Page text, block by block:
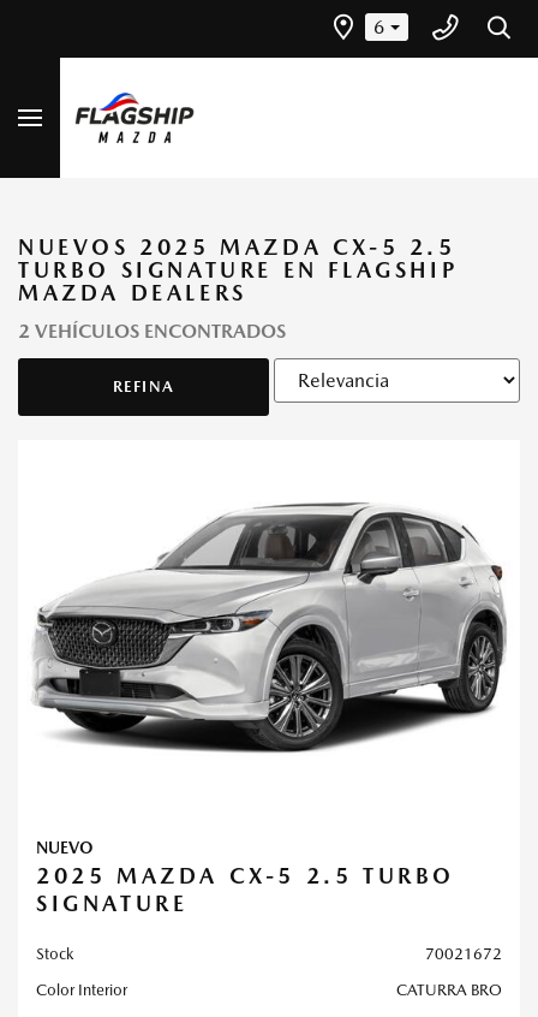
6
NUEVOS 2025 MAZDA CX-5 2.5
TURBO SIGNATURE EN FLAGSHIP
MAZDA DEALERS
2 VEHÍCULOS ENCONTRADOS
REFINA
NUEVO
2025 MAZDA CX-5 2.5 TURBO
SIGNATURE
Stock
70021672
Color Interior
CATURRA BRO